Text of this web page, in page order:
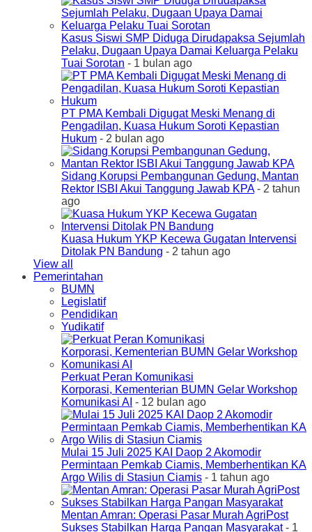
Kasus Siswi SMP Diduga Dirudapaksa Sejumlah
Pelaku, Dugaan Upaya Damai Keluarga Pelaku
Tuai Sorotan - 1 bulan ago
PT PMA Kembali Digugat Meski Menang di
Pengadilan, Kuasa Hukum Soroti Kepastian
Hukum - 2 bulan ago
Sidang Korupsi Pembangunan Gedung, Mantan
Rektor ISBI Akui Tanggung Jawab KPA- 2 tahun
ago
Kuasa Hukum YKP Kecewa Gugatan Intervensi
Ditolak PN Bandung - 2 tahun ago
View all
Pemerintahan
BUMN
Legislatif
Pendidikan
Yudikatif
Perkuat Peran Komunikasi
Korporasi, Kementerian BUMN Gelar Workshop
Komunikasi AI - 12 bulan ago
Mulai 15 Juli 2025 KAI Daop 2 Akomodir
Permintaan Pemkab Ciamis, Memberhentikan KA
Argo Wilis di Stasiun Ciamis - 1 tahun ago
Mentan Amran: Operasi Pasar Murah AgriPost
Sukses Stabilkan Harga Pangan Masyarakat- 1